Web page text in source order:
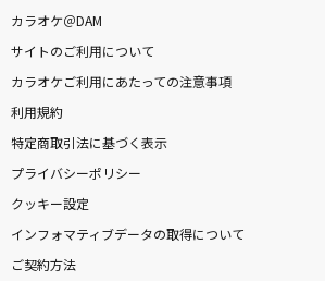
カラオケ＠DAM
サイトのご利用について
カラオケご利用にあたっての注意事項
利用規約
特定商取引法に基づく表示
プライバシーポリシー
クッキー設定
インフォマティブデータの取得について
ご契約方法